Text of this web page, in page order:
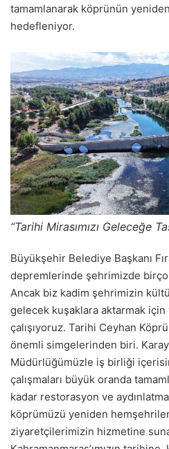
tamamlanarak köprünün
hedefleniyor.
“Tarihi Mirasımızı Geleceğe
Büyükşehir Belediye Başkanı
depremlerinde şehrimizde
Ancak biz kadim şehrimizin
gelecek kuşaklara aktarmak
çalışıyoruz. Tarihi Ceyhan
önemli simgelerinden biri.
Müdürlüğümüzle iş birliği
çalışmaları büyük oranda
kadar restorasyon ve
köprümüzü yeniden
ziyaretçilerimizin hizmetine